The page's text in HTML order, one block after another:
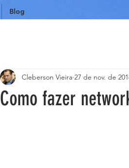
Blog
Como fazer
Cleberson Vieira 27 de nov. de